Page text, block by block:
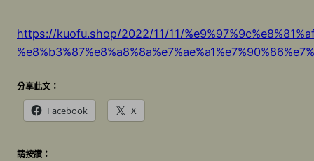
https://kuofu.shop/2022/11/11/
分享此文：
Facebook X
請按讚：